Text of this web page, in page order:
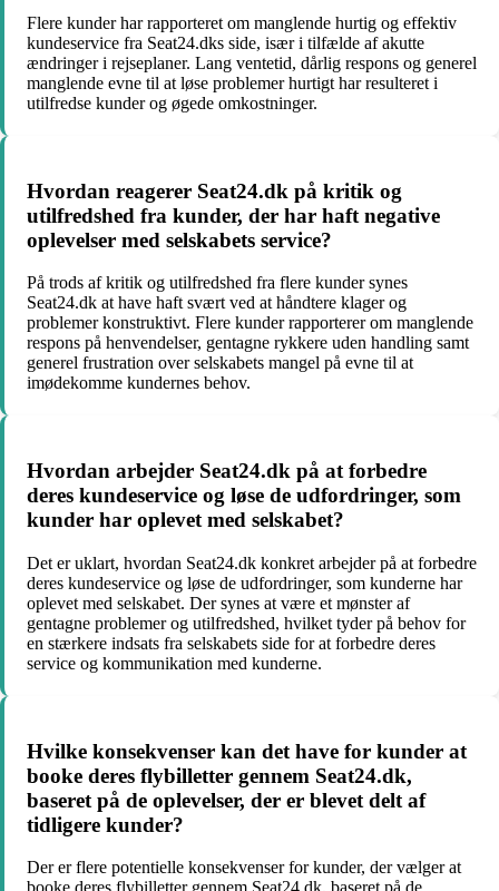
Flere kunder har rapporteret om manglende hurtig og effektiv
kundeservice fra Seat24.dks side, især i tilfælde af akutte
ændringer i rejseplaner. Lang ventetid, dårlig respons og generel
manglende evne til at løse problemer hurtigt har resulteret i
utilfredse kunder og øgede omkostninger.
Hvordan reagerer Seat24.dk på kritik og
utilfredshed fra kunder, der har haft negative
oplevelser med selskabets service?
På trods af kritik og utilfredshed fra flere kunder synes
Seat24.dk at have haft svært ved at håndtere klager og
problemer konstruktivt. Flere kunder rapporterer om manglende
respons på henvendelser, gentagne rykkere uden handling samt
generel frustration over selskabets mangel på evne til at
imødekomme kundernes behov.
Hvordan arbejder Seat24.dk på at forbedre
deres kundeservice og løse de udfordringer, som
kunder har oplevet med selskabet?
Det er uklart, hvordan Seat24.dk konkret arbejder på at forbedre
deres kundeservice og løse de udfordringer, som kunderne har
oplevet med selskabet. Der synes at være et mønster af
gentagne problemer og utilfredshed, hvilket tyder på behov for
en stærkere indsats fra selskabets side for at forbedre deres
service og kommunikation med kunderne.
Hvilke konsekvenser kan det have for kunder at
booke deres flybilletter gennem Seat24.dk,
baseret på de oplevelser, der er blevet delt af
tidligere kunder?
Der er flere potentielle konsekvenser for kunder, der vælger at